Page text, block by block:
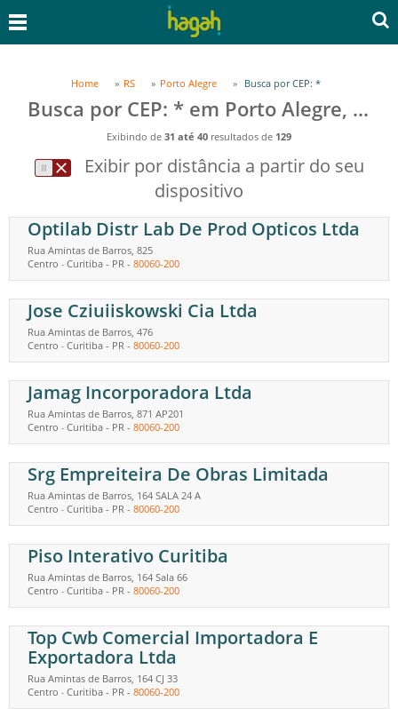
Home RS Porto Alegre Busca por CEP: *
Busca por CEP: * em Porto Alegre, RS
Exibindo de 31 até 40 resultados de 129
Exibir por distância a partir do seu
dispositivo
Optilab Distr Lab De Prod Opticos Ltda
Rua Amintas de Barros, 825
Centro - Curitiba - PR - 80060-200
Jose Cziuiiskowski Cia Ltda
Rua Amintas de Barros, 476
Centro - Curitiba - PR - 80060-200
Jamag Incorporadora Ltda
Rua Amintas de Barros, 871 AP201
Centro - Curitiba - PR - 80060-200
Srg Empreiteira De Obras Limitada
Rua Amintas de Barros, 164 SALA 24 A
Centro - Curitiba - PR - 80060-200
Piso Interativo Curitiba
Rua Amintas de Barros, 164 Sala 66
Centro - Curitiba - PR - 80060-200
Top Cwb Comercial Importadora E
Exportadora Ltda
Rua Amintas de Barros, 164 CJ 33
Centro - Curitiba - PR - 80060-200